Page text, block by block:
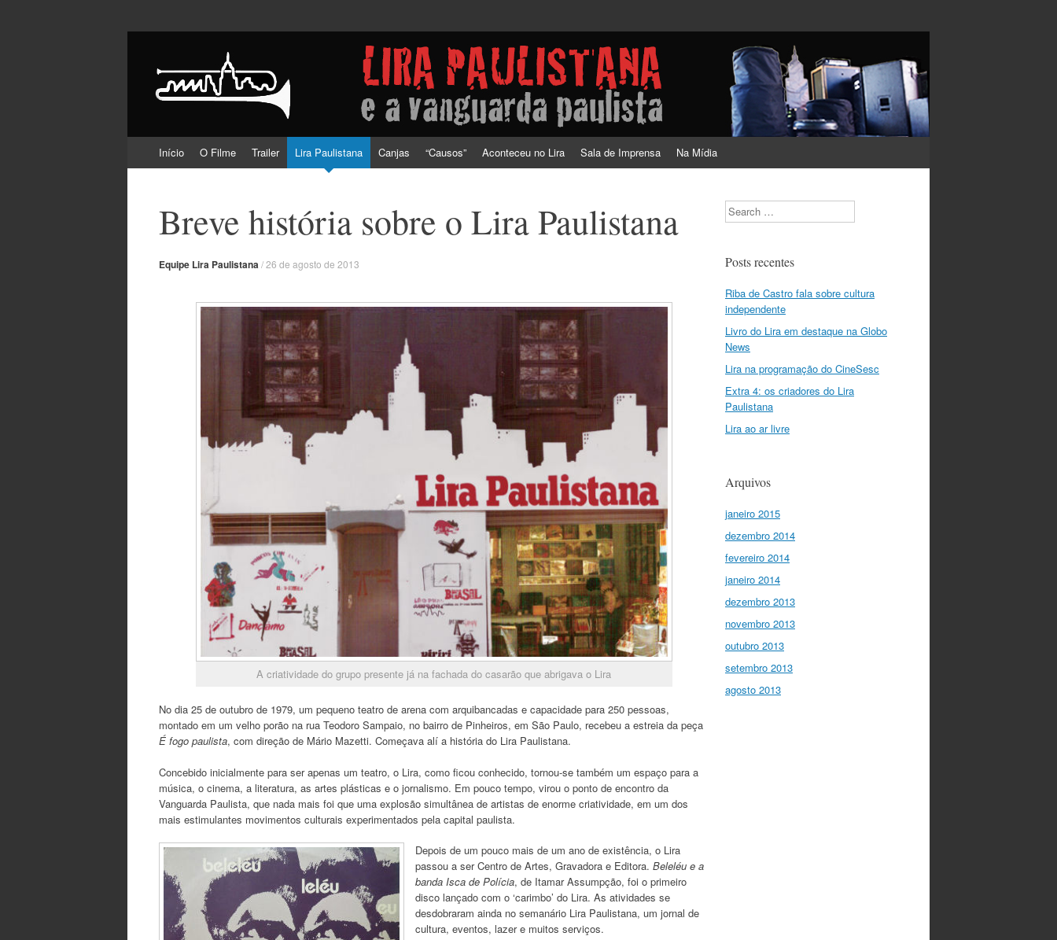
Lira Paulistana e a vanguarda paulista
para
Início O Filme Trailer Lira Paulistana Canjas “Causos” Aconteceu no Lira Sala de Imprensa Na Mídia
Breve história sobre o Lira Paulistana
Equipe Lira Paulistana/26 de agosto de 2013
A criatividade do grupo presente já na fachada do casarão que abrigava o Lira
No dia 25 de outubro de 1979, um pequeno teatro de arena com arquibancadas e capacidade para 250 pessoas,
montado em um velho porão na rua Teodoro Sampaio, no bairro de Pinheiros, em São Paulo, recebeu a estreia da peça
É fogo paulista, com direção de Mário Mazetti. Começava alí a história do Lira Paulistana.
Concebido inicialmente para ser apenas um teatro, o Lira, como ficou conhecido, tornou-se também um espaço para a
música, o cinema, a literatura, as artes plásticas e o jornalismo. Em pouco tempo, virou o ponto de encontro da
Vanguarda Paulista, que nada mais foi que uma explosão simultânea de artistas de enorme criatividade, em um dos
mais estimulantes movimentos culturais experimentados pela capital paulista.
Depois de um pouco mais de um ano de existência, o Lira
passou a ser Centro de Artes, Gravadora e Editora. Beleléu e a
banda Isca de Polícia, de Itamar Assumpção, foi o primeiro
disco lançado com o ‘carimbo’ do Lira. As atividades se
desdobraram ainda no semanário Lira Paulistana, um jornal de
cultura, eventos, lazer e muitos serviços.
Search
Posts recentes
Riba de Castro fala sobre cultura
independente
Livro do Lira em destaque na Globo
News
Lira na programação do CineSesc
Extra 4: os criadores do Lira
Paulistana
Lira ao ar livre
Arquivos
janeiro 2015
dezembro 2014
fevereiro 2014
janeiro 2014
dezembro 2013
novembro 2013
outubro 2013
setembro 2013
agosto 2013